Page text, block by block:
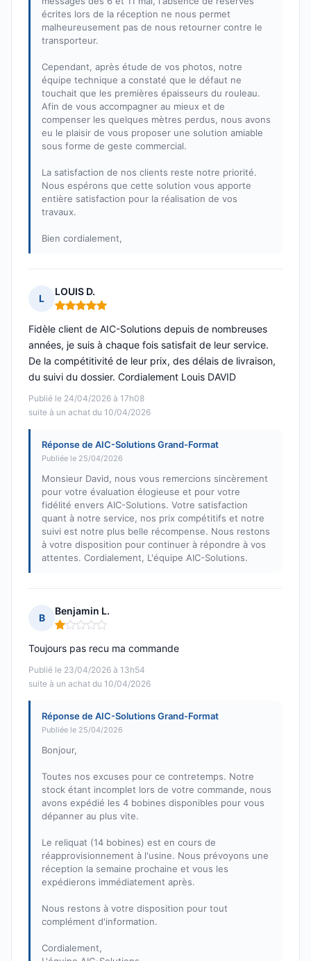
écrites lors de la réception ne nous permet
malheureusement pas de nous retourner contre le
transporteur.
Cependant, après étude de vos photos, notre
équipe technique a constaté que le défaut ne
touchait que les premières épaisseurs du rouleau.
Afin de vous accompagner au mieux et de
compenser les quelques mètres perdus, nous avons
eu le plaisir de vous proposer une solution amiable
sous forme de geste commercial.
La satisfaction de nos clients reste notre priorité.
Nous espérons que cette solution vous apporte
entière satisfaction pour la réalisation de vos
travaux.
Bien cordialement,
L
LOUIS D.
Note : 5 sur 5
Publié le 24/04/2026 à 17h08
suite à un achat du 10/04/2026
Fidèle client de AIC-Solutions depuis de nombreuses
années, je suis à chaque fois satisfait de leur service.
De la compétitivité de leur prix, des délais de livraison,
du suivi du dossier. Cordialement Louis DAVID
Réponse de AIC-Solutions Grand-Format
Publiée le 25/04/2026
Monsieur David, nous vous remercions sincèrement
pour votre évaluation élogieuse et pour votre
fidélité envers AIC-Solutions. Votre satisfaction
quant à notre service, nos prix compétitifs et notre
suivi est notre plus belle récompense. Nous restons
à votre disposition pour continuer à répondre à vos
attentes. Cordialement, L'équipe AIC-Solutions.
B
Benjamin L.
Note : 1 sur 5
Publié le 23/04/2026 à 13h54
suite à un achat du 10/04/2026
Toujours pas recu ma commande
Réponse de AIC-Solutions Grand-Format
Publiée le 25/04/2026
Bonjour,
Toutes nos excuses pour ce contretemps. Notre
stock étant incomplet lors de votre commande, nous
avons expédié les 4 bobines disponibles pour vous
dépanner au plus vite.
Le reliquat (14 bobines) est en cours de
réapprovisionnement à l'usine. Nous prévoyons une
réception la semaine prochaine et vous les
expédierons immédiatement après.
Nous restons à votre disposition pour tout
complément d'information.
Cordialement,